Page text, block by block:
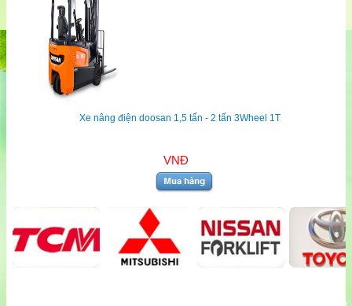
Xe nâng điện doosan 1,5 tấn - 2 tấn 3Wheel 1T
VNĐ